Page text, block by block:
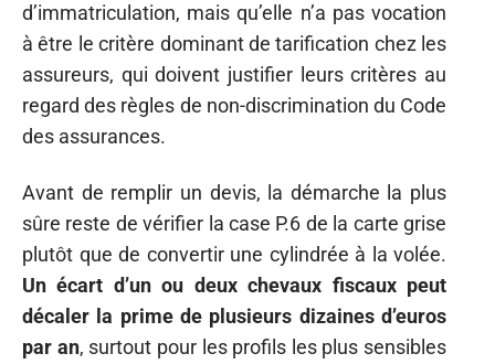
d’immatriculation, mais qu’elle n’a pas vocation
à être le critère dominant de tarification chez les
assureurs, qui doivent justifier leurs critères au
regard des règles de non-discrimination du Code
des assurances.
Avant de remplir un devis, la démarche la plus
sûre reste de vérifier la case P.6 de la carte grise
plutôt que de convertir une cylindrée à la volée.
Un écart d’un ou deux chevaux fiscaux peut
décaler la prime de plusieurs dizaines d’euros
par an, surtout pour les profils les plus sensibles